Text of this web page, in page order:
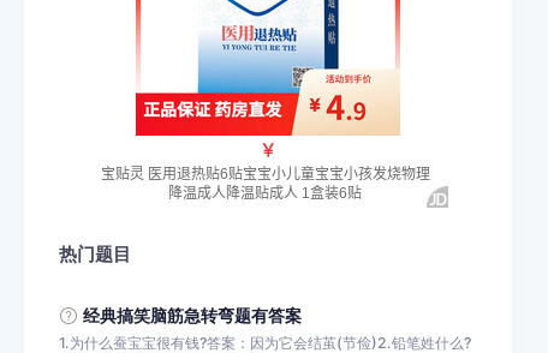
热门题目
经典搞笑脑筋急转弯题有答案
1.为什么蚕宝宝很有钱?答案：因为它会结茧(节俭)2.铅笔姓什么?